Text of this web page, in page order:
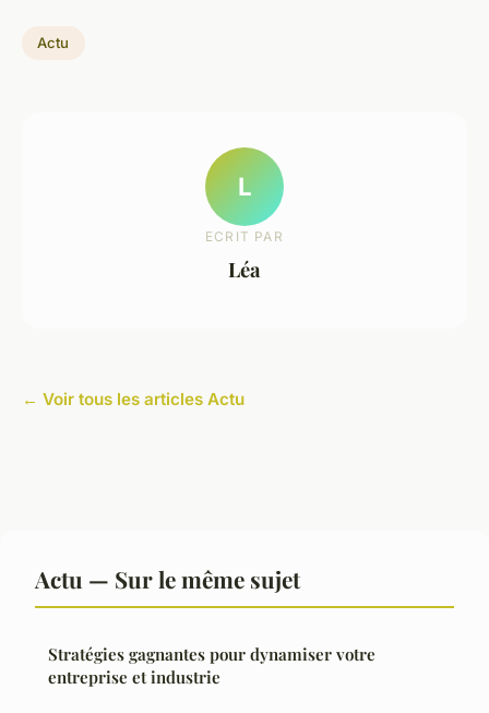
Actu
L
ECRIT PAR
Léa
← Voir tous les articles Actu
Actu — Sur le même sujet
Stratégies gagnantes pour dynamiser votre
entreprise et industrie